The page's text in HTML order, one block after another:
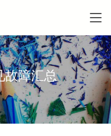
故障汇总